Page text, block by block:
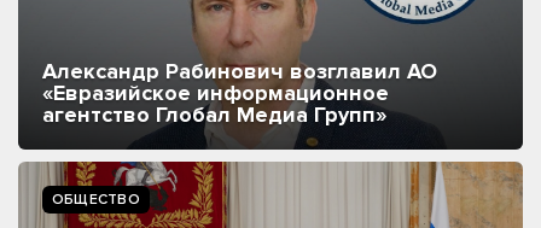
Александр Рабинович возглавил АО
«Евразийское информационное
агентство Глобал Медиа Групп»
ОБЩЕСТВО